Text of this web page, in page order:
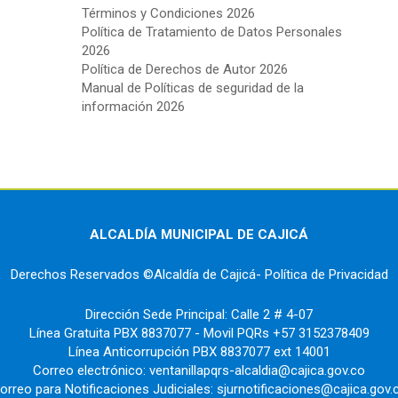
Términos y Condiciones 2026
Política de Tratamiento de Datos Personales
2026
Política de Derechos de Autor 2026
Manual de Políticas de seguridad de la
información 2026
ALCALDÍA MUNICIPAL DE CAJICÁ
Derechos Reservados ©Alcaldía de Cajicá- Política de Privacidad
Dirección Sede Principal: Calle 2 # 4-07
Línea Gratuita PBX 8837077 - Movil PQRs +57 3152378409
Línea Anticorrupción PBX 8837077 ext 14001
Correo electrónico: ventanillapqrs-alcaldia@cajica.gov.co
para Notificaciones Judiciales: